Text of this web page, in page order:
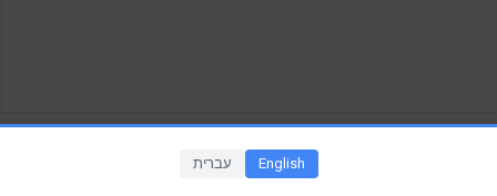
עברית English